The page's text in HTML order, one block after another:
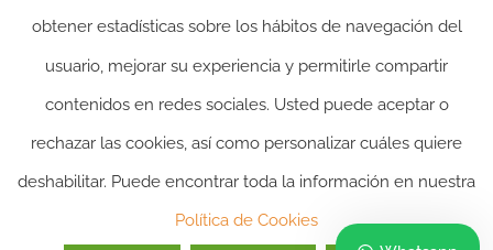
|
obtener estadísticas sobre los hábitos de navegación del
usuario, mejorar su experiencia y permitirle compartir
contenidos en redes sociales. Usted puede aceptar o
rechazar las cookies, así como personalizar cuáles quiere
deshabilitar. Puede encontrar toda la información en nuestra
Política de Cookies